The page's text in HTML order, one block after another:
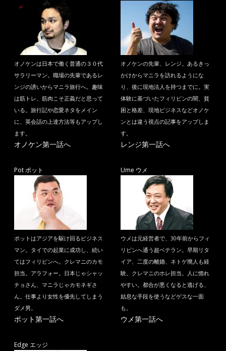
オノケンは日本で働く普通の３０代
サラリーマン。職場の先輩であるレ
ンジの誘いからマニラ旅行へ。趣味
は筋トレ、筋肉こそ正義だと思って
いる。旅行記や恋愛ネタをメイン
に、英会話の上達方法等もアップし
ます。
オノケン第一話へ
オノケンの先輩、レンジ。あるきっ
かけからマニラを訪れるようにな
り、後に現地法人を持つまでに。実
体験に基づいたフィリピンの闇、貧
困と格差、現地ビジネスなどオノケ
ンとは違う視点の記事をアップしま
す。
レンジ第一話へ
Pot ポット
ポットはアジアを駆け回るビジネス
マン。タイでの起業に成功し、続い
てはフィリピンへ。クレマニのカモ
担当。アラフォー。日本じゃシャッ
チョさん、マニラじゃカモネギさ
ん。仕事より女性を優先してしまう
ダメ男。
ポット第一話へ
Ume ウメ
ウメは元経営者で、30年前からフィ
リピンへ通う超ベテラン。早期リタ
イア、二度の離婚、ネトゲ廃人も経
験。クレマニのホレ担当。人に惚れ
やすい。都合が悪くなると逃げる、
姑息な手段を使うなどゲスな一面
も。
ウメ第一話へ
Edge エッジ